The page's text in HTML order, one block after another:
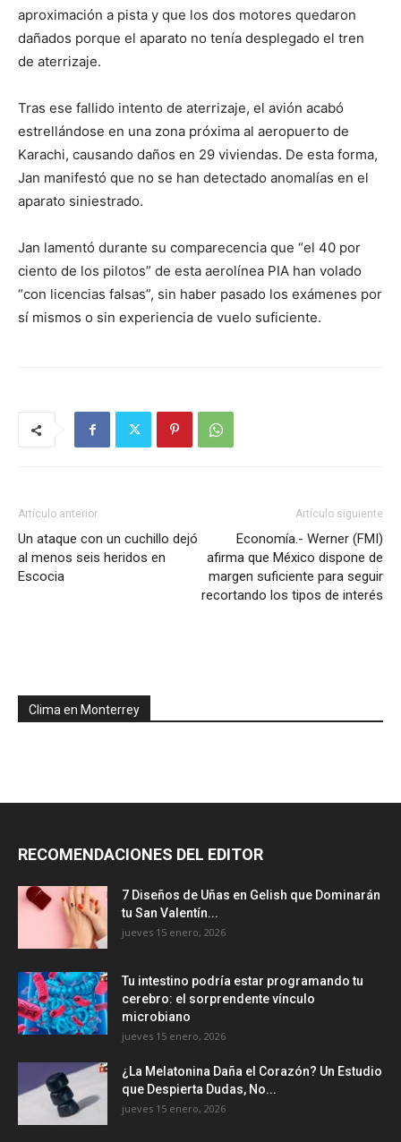
aproximación a pista y que los dos motores quedaron
dañados porque el aparato no tenía desplegado el tren
de aterrizaje.
Tras ese fallido intento de aterrizaje, el avión acabó
estrellándose en una zona próxima al aeropuerto de
Karachi, causando daños en 29 viviendas. De esta forma,
Jan manifestó que no se han detectado anomalías en el
aparato siniestrado.
Jan lamentó durante su comparecencia que “el 40 por
ciento de los pilotos” de esta aerolínea PIA han volado
“con licencias falsas”, sin haber pasado los exámenes por
sí mismos o sin experiencia de vuelo suficiente.
Artículo anterior
Un ataque con un cuchillo dejó
al menos seis heridos en
Escocia
Artículo siguiente
Economía.- Werner (FMI)
afirma que México dispone de
margen suficiente para seguir
recortando los tipos de interés
Clima en Monterrey
RECOMENDACIONES DEL EDITOR
7 Diseños de Uñas en Gelish que Dominarán
tu San Valentín...
jueves 15 enero, 2026
Tu intestino podría estar programando tu
cerebro: el sorprendente vínculo
microbiano
jueves 15 enero, 2026
¿La Melatonina Daña el Corazón? Un Estudio
que Despierta Dudas, No...
jueves 15 enero, 2026